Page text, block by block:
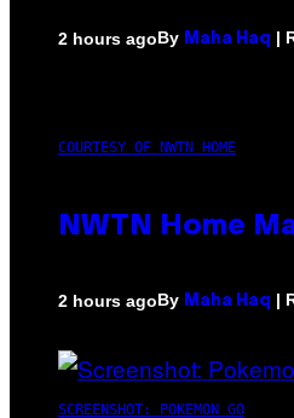
2 hours agoBy Maha Haq |
COURTESY OF NWTN HOME
NWTN Home
2 hours agoBy Maha Haq |
SCREENSHOT: POKEMON GO